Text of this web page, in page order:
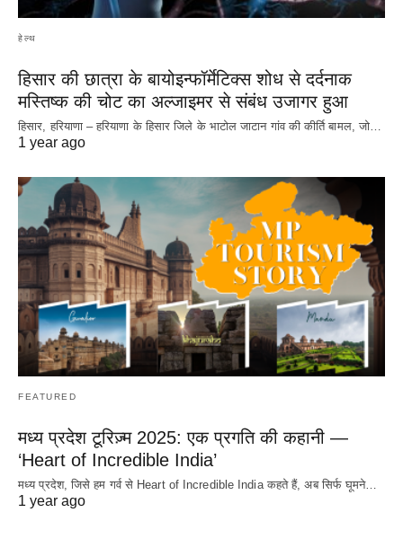
हेल्थ
हिसार की छात्रा के बायोइन्फॉर्मेटिक्स शोध से दर्दनाक
मस्तिष्क की चोट का अल्जाइमर से संबंध उजागर हुआ
हिसार, हरियाणा – हरियाणा के हिसार जिले के भाटोल जाटान गांव की कीर्ति बामल, जो…
1 year ago
FEATURED
मध्य प्रदेश टूरिज़्म 2025: एक प्रगति की कहानी —
‘Heart of Incredible India’
मध्य प्रदेश, जिसे हम गर्व से Heart of Incredible India कहते हैं, अब सिर्फ घूमने…
1 year ago